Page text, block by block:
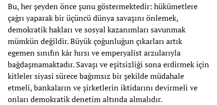
Bu, her şeyden önce şunu göstermektedir: hükümetlere
çağrı yaparak bir üçüncü dünya savaşını önlemek,
demokratik hakları ve sosyal kazanımları savunmak
mümkün değildir. Büyük çoğunluğun çıkarları artık
egemen sınıfın kâr hırsı ve emperyalist arzularıyla
bağdaşmamaktadır. Savaşı ve eşitsizliği sona erdirmek için
kitleler siyasi sürece bağımsız bir şekilde müdahale
etmeli, bankaların ve şirketlerin iktidarını devirmeli ve
onları demokratik denetim altında almalıdır.